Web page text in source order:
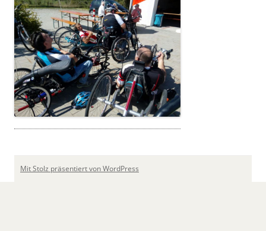
Mit Stolz präsentiert von WordPress